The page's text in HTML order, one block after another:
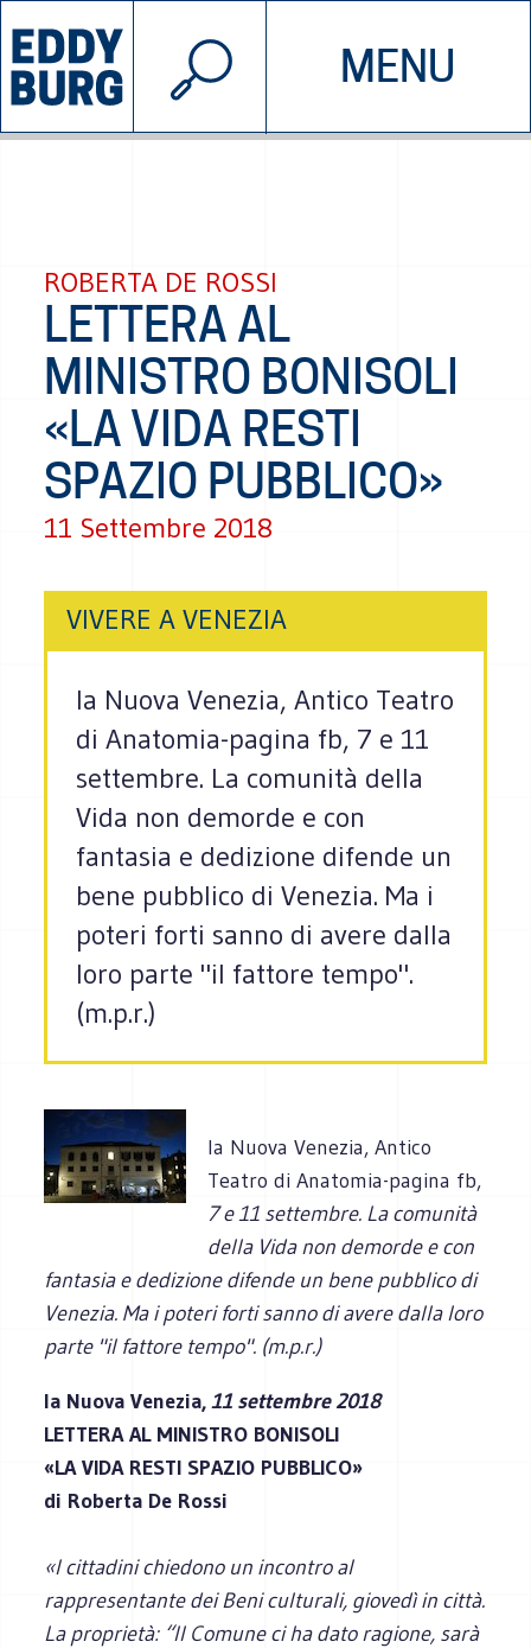
MENU
INIZIATIVE CHI SIAMO
© 2026 EDDYBURG
ROBERTA DE ROSSI
LETTERA AL
MINISTRO BONISOLI
«LA VIDA RESTI
SPAZIO PUBBLICO»
11 Settembre 2018
VIVERE A VENEZIA
la Nuova Venezia, Antico Teatro
di Anatomia-pagina fb, 7 e 11
settembre. La comunità della
Vida non demorde e con
fantasia e dedizione difende un
bene pubblico di Venezia. Ma i
poteri forti sanno di avere dalla
loro parte "il fattore tempo".
(m.p.r.)
la Nuova Venezia, Antico
Teatro di Anatomia-pagina fb,
7 e 11 settembre. La comunità
della Vida non demorde e con
fantasia e dedizione difende un bene pubblico di
Venezia. Ma i poteri forti sanno di avere dalla loro
parte "il fattore tempo". (m.p.r.)
la Nuova Venezia,11 settembre 2018
LETTERA AL MINISTRO BONISOLI
«LA VIDA RESTI SPAZIO PUBBLICO»
di Roberta De Rossi
«I cittadini chiedono un incontro al
rappresentante dei Beni culturali, giovedì in città.
La proprietà: “Il Comune ci ha dato ragione, sarà